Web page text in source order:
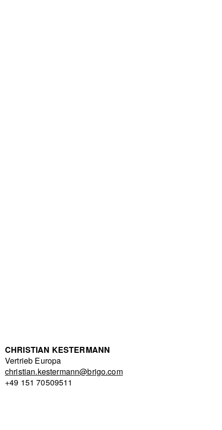
CHRISTIAN KESTERMANN
Vertrieb Europa
christian.kestermann@brigo.com
+49 151 70509511